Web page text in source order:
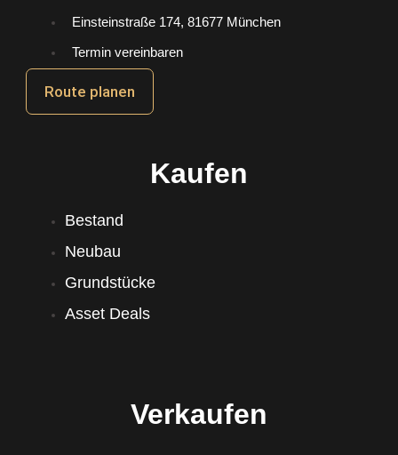
Einsteinstraße 174, 81677 München
Termin vereinbaren
Route planen
Kaufen
Bestand
Neubau
Grundstücke
Asset Deals
Verkaufen